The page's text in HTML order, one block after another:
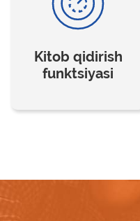
Kitob qidirish
funktsiyasi